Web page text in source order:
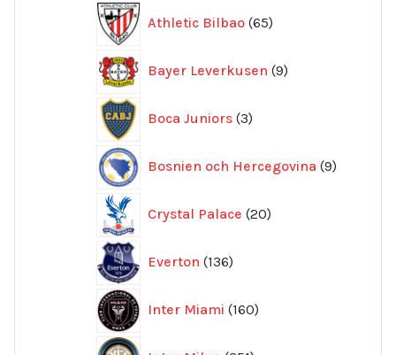
Athletic Bilbao 65
produkter
Bayer Leverkusen 9
produkter
Boca Juniors 3
produkter
Bosnien och Hercegovina 9
produkter
Crystal Palace 20
produkter
Everton 136
produkter
Inter Miami 160
produkter